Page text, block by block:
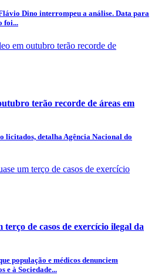
Dino interrompeu a análise. Data para
foi...
terão recorde de áreas em
licitados, detalha Agência Nacional do
de casos de exercício ilegal da
população e médicos denunciem
e à Sociedade...